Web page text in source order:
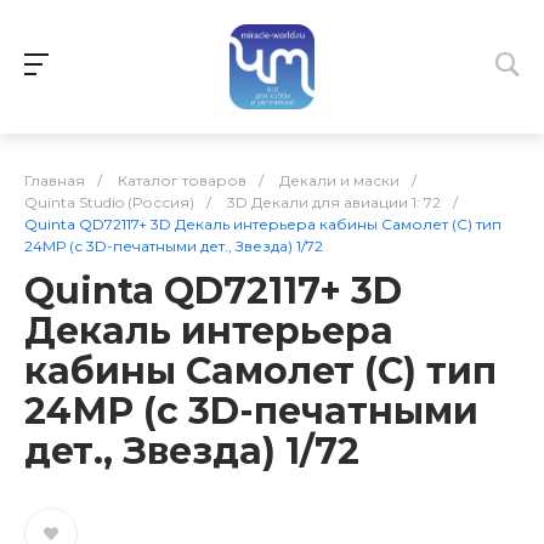
Главная / Каталог товаров / Декали и маски
/
Quinta Studio (Россия)
/ 3D Декали для авиации 1: 72
/
Quinta QD72117+ 3D Декаль интерьера кабины Самолет (С) тип
24МР (с 3D-печатными дет., Звезда) 1/72
Quinta QD72117+ 3D
Декаль интерьера
кабины Самолет (С) тип
24МР (с 3D-печатными
дет., Звезда) 1/72